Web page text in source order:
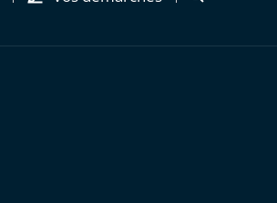
Ouvrir